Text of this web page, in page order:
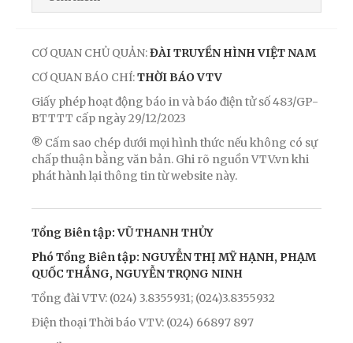
CƠ QUAN CHỦ QUẢN:ĐÀI TRUYỀN HÌNH VIỆT NAM
CƠ QUAN BÁO CHÍ:THỜI BÁO VTV
Giấy phép hoạt động báo in và báo điện tử số 483/GP-
BTTTT cấp ngày 29/12/2023
® Cấm sao chép dưới mọi hình thức nếu không có sự
chấp thuận bằng văn bản. Ghi rõ nguồn VTV.vn khi
phát hành lại thông tin từ website này.
Tổng Biên tập: VŨ THANH THỦY
Phó Tổng Biên tập: NGUYỄN THỊ MỸ HẠNH, PHẠM
QUỐC THẮNG, NGUYỄN TRỌNG NINH
Tổng đài VTV: (024) 3.8355931; (024)3.8355932
Điện thoại Thời báo VTV: (024) 66897 897